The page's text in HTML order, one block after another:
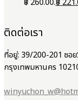
฿ 260.00.฿
ติดต่อเรา
ที่อยู่: 39/200-201 ซอ
กรุงเทพมหานคร